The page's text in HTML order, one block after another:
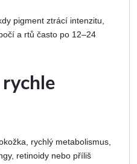
pigment ztrácí intenzitu,
a rtů často po 12–24
rychlý metabolismus,
retinoidy nebo příliš